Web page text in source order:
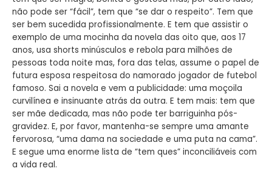
não pode ser “fácil”, tem que “se dar o respeito”. Tem que
ser bem sucedida profissionalmente. E tem que assistir o
exemplo de uma mocinha da novela das oito que, aos 17
anos, usa shorts minúsculos e rebola para milhões de
pessoas toda noite mas, fora das telas, assume o papel de
futura esposa respeitosa do namorado jogador de futebol
famoso. Sai a novela e vem a publicidade: uma moçoila
curvilínea e insinuante atrás da outra. E tem mais: tem que
ser mãe dedicada, mas não pode ter barriguinha pós-
gravidez. E, por favor, mantenha-se sempre uma amante
fervorosa, “uma dama na sociedade e uma puta na cama”.
E segue uma enorme lista de “tem ques” inconciliáveis com
a vida real.